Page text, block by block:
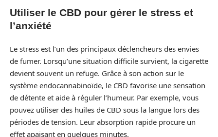
Utiliser le CBD pour gérer le stress et
l’anxiété
Le stress est l’un des principaux déclencheurs des envies
de fumer. Lorsqu’une situation difficile survient, la cigarette
devient souvent un refuge. Grâce à son action sur le
système endocannabinoïde, le CBD favorise une sensation
de détente et aide à réguler l’humeur. Par exemple, vous
pouvez utiliser des huiles de CBD sous la langue lors des
périodes de tension. Leur absorption rapide procure un
effet apaisant en quelques minutes.